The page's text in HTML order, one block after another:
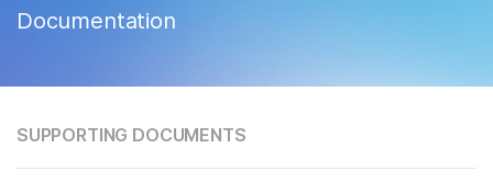
Documentation
SUPPORTING DOCUMENTS